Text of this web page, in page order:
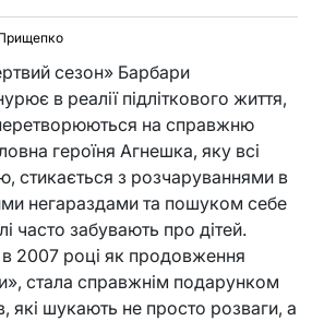
сезон» Барбари
в реалії підліткового життя,
на справжню
героїня Агнешка, яку всі
стикається з розчаруваннями в
негараздами та пошуком себе
часто забувають про дітей.
2007 році як продовження
стала справжнім подарунком
які шукають не просто розваги, а